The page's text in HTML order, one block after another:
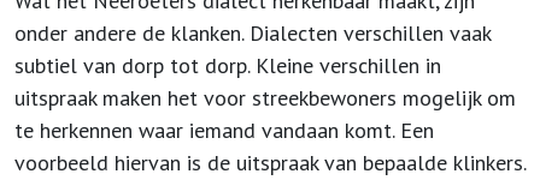
onder andere de klanken. Dialecten verschillen vaak
subtiel van dorp tot dorp. Kleine verschillen in
uitspraak maken het voor streekbewoners mogelijk om
te herkennen waar iemand vandaan komt. Een
voorbeeld hiervan is de uitspraak van bepaalde klinkers.